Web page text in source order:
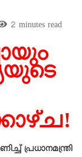
2 minutes read
പ്രധാനമന്ത്രി